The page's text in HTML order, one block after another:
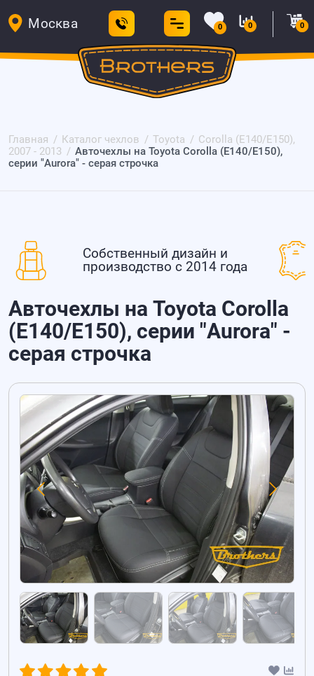
Москва 0 0 0
Главная Каталог чехлов Toyota
Corolla (E140/E150),
2007 - 2013
Авточехлы на Toyota Corolla (E140/E150),
серии "Aurora" - серая строчка
Собственный дизайн и
производство с 2014 года
Авточехлы на Toyota Corolla
(E140/E150), серии "Aurora" -
серая строчка